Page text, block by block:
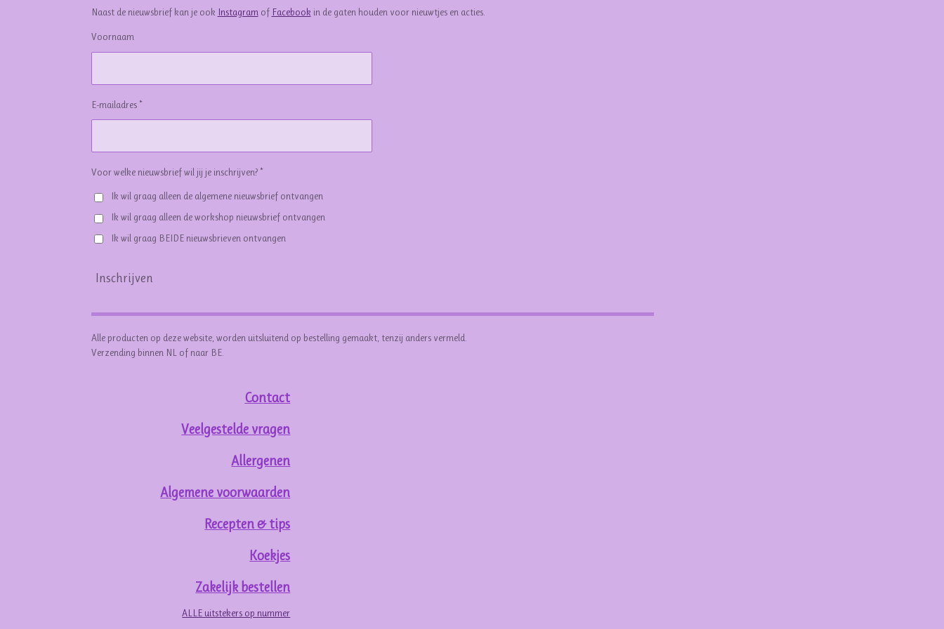
Naast de nieuwsbrief kan je ook Instagramof Facebook in de gaten houden voor nieuwtjes en acties.
Voornaam
E-mailadres *
Voor welke nieuwsbrief wil jij je inschrijven? *
Ik wil graag alleen de algemene nieuwsbrief ontvangen
Ik wil graag alleen de workshop nieuwsbrief ontvangen
Ik wil graag BEIDE nieuwsbrieven ontvangen
Inschrijven
Alle producten op deze website, worden uitsluitend op bestelling gemaakt, tenzij anders vermeld.
Verzending binnen NL of naar BE.
Contact
Veelgestelde vragen
Allergenen
Algemene voorwaarden
Recepten & tips
Koekjes
Zakelijk bestellen
ALLE uitstekers op nummer